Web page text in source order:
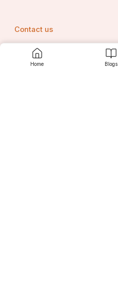
Home Blogs
Contact us